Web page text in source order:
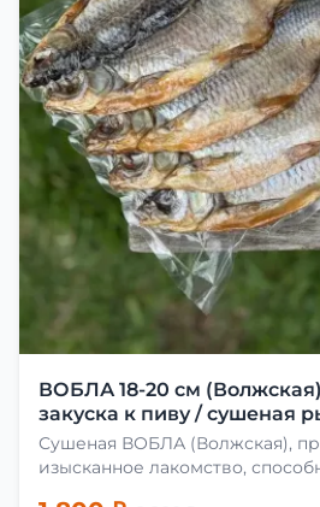
ВОБЛА 18-20 см
закуска к пиву / сушеная
Сушеная ВОБЛА (Волжская),
изысканное лакомство,